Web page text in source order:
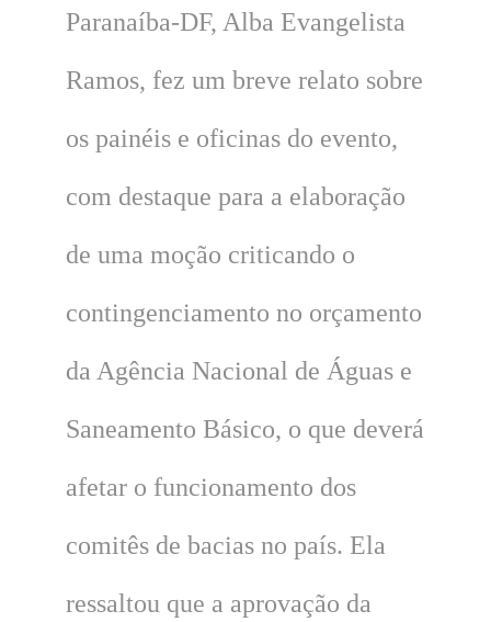
Paranaíba-DF, Alba Evangelista
Ramos, fez um breve relato sobre
os painéis e oficinas do evento,
com destaque para a elaboração
de uma moção criticando o
contingenciamento no orçamento
da Agência Nacional de Águas e
Saneamento Básico, o que deverá
afetar o funcionamento dos
comitês de bacias no país. Ela
ressaltou que a aprovação da